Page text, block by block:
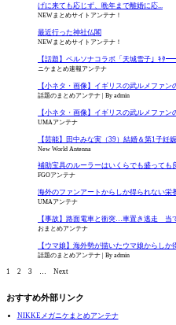
げに来ても応じず、晩年まで離婚に応...
NEWまとめサイトアンテナ！
最近行った神社仏閣
NEWまとめサイトアンテナ！
【話題】ペルソナコラボ「天城雪子
ニケまとめ速報アンテナ
【小ネタ・画像】イギリスの武ルメファ
話題のまとめアンテナ By admin
【小ネタ・画像】イギリスの武ルメファ
UMAアンテナ
【芸能】田中みな実（39）結婚＆第1子妊
New World Antenna
補助宝具のルーラーはいくらでも盛っても
FGOアンテナ
海外のファンアートからしか得られない
UMAアンテナ
【事故】路面電車と衝突…車置き逃走
おまとめアンテナ
【ウマ娘】海外勢が描いたウマ娘からしか
話題のまとめアンテナ By admin
1 2 3 Next
おすすめ外部リンク
NIKKEメガニケまとめアンテナ